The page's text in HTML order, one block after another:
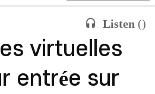
Listen ()
virtuelles
entrée sur